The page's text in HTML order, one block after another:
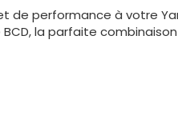
de performance à votre
la parfaite